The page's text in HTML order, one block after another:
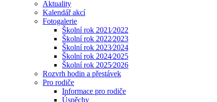
Aktuality
Kalendář akcí
Fotogalerie
Školní rok 2021⁄2022
Školní rok 2022⁄2023
Školní rok 2023⁄2024
Školní rok 2024⁄2025
Školní rok 2025⁄2026
Rozvrh hodin a přestávek
Pro rodiče
Informace pro rodiče
Úspěchy